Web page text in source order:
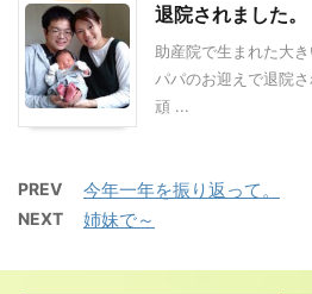
退院されました。
助産院で生まれた大
パパのお迎えで退院
頑 ...
PREV 今年一年を振り返って。
NEXT 姉妹で～